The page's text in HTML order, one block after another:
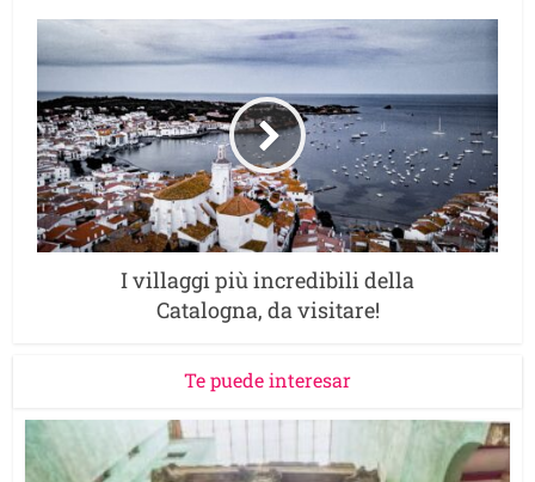
I villaggi più incredibili della
Catalogna, da visitare!
Te puede interesar